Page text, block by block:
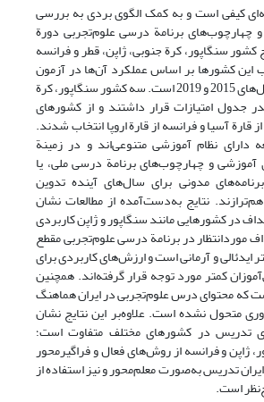
کیفی است و به کمک الگوی بردی به بررسی
و چهارچوب‌های برنامة درسی علوم‌تجربی دورة
کشور سنگاپور، کرة‌ جنوبی، ژاپن، قطر و فرانسه
این کشورها بر اساس عملکرد آن‌ها در آزمون
بین‌المللی تیمز در سال‌های 2015 و 2019 است. سه کشور سنگاپور، کرة
جدول امتیازات قرار داشتند و از کشورهای
قارة آسیا و فرانسه از قارة اروپا انتخاب شدند.
دارای نظام آموزشی متنوعی‌اند و در زمینة
آموزشی و چهارچوب‌های برنامة‌ درسی ملی، یا
مدونی برای سال‌های آینده تدوین
هم‌ترازند. نتایج به‌دست‌آمده از مطالعات نشان
در کشورهایی مانند سنگاپور و ژاپن کاربردی
مورد‌انتظار در برنامة درسی علوم‌تجربی مقطع
ایدئالی و آرمانی است و ارزش‌های کاربردی برای
کمتر مورد توجه قرار گرفته‌اند. همچنین
که محتوای درس علوم‌تجربی در ایران هماهنگ
متحول نشده است. علاوه‌بر این نتایج نشان
در کشورهای مختلف متفاوت است؛
ژاپن و فرانسه از روش‌های فعال و فراگیر‌محور
تدریس به‌صورت معلم‌محور و نیز استفاده از
است.